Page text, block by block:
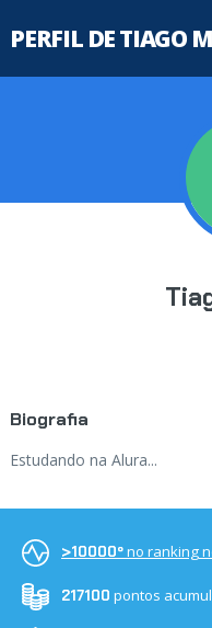
PERFIL DE TIAGO
Biografia
Estudando na Alura...
>10000ºno ranking
217100 pontos